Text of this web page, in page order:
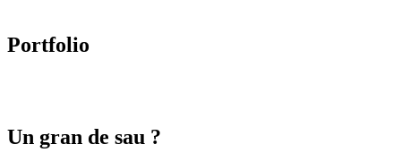
Portfolio
Un gran de sau ?